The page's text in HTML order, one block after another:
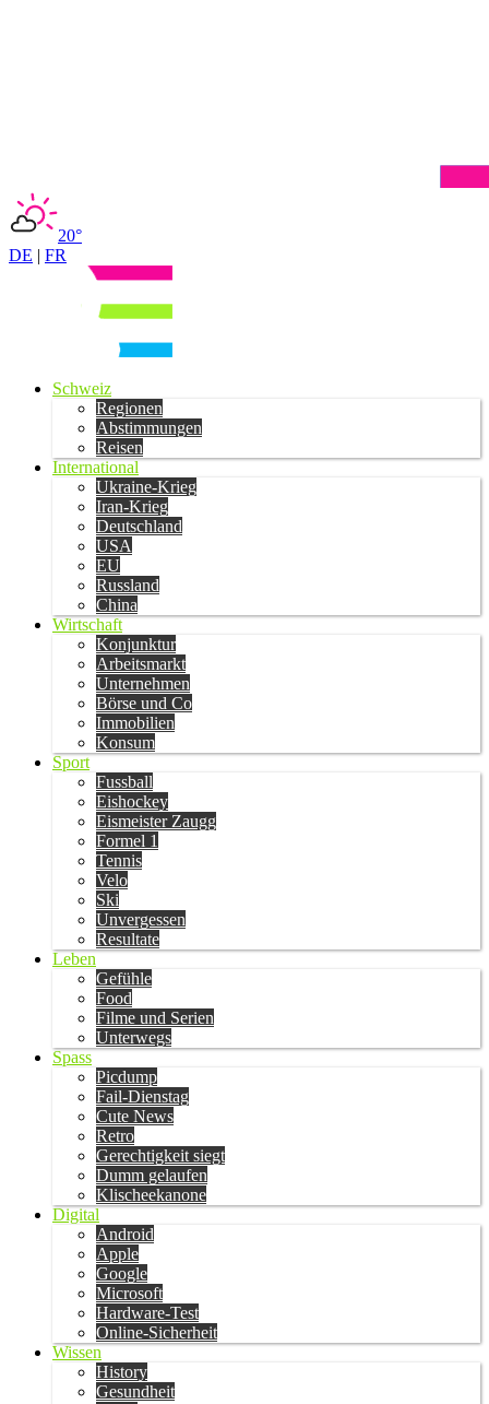
20°
DE | FR
Schweiz
Regionen
Abstimmungen
Reisen
International
Ukraine-Krieg
Iran-Krieg
Deutschland
USA
EU
Russland
China
Wirtschaft
Konjunktur
Arbeitsmarkt
Unternehmen
Börse und Co
Immobilien
Konsum
Sport
Fussball
Eishockey
Eismeister Zaugg
Formel 1
Tennis
Velo
Ski
Unvergessen
Resultate
Leben
Gefühle
Food
Filme und Serien
Unterwegs
Spass
Picdump
Fail-Dienstag
Cute News
Retro
Gerechtigkeit siegt
Dumm gelaufen
Klischeekanone
Digital
Android
Apple
Google
Microsoft
Hardware-Test
Online-Sicherheit
Wissen
History
Gesundheit